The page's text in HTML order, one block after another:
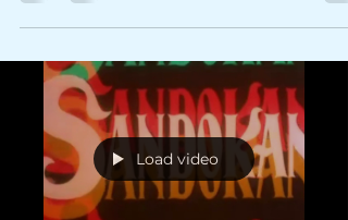
thrillers.
Load video